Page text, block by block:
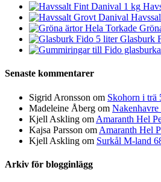
Glasburk
Senaste kommentarer
Sigrid Aronsson om Skohorn i trä
Madeleine Åberg om
Kjell Askling om Amaranth Hel
Kajsa Parsson om Amaranth Hel
Kjell Askling om Surkål M-land
Arkiv för blogginlägg